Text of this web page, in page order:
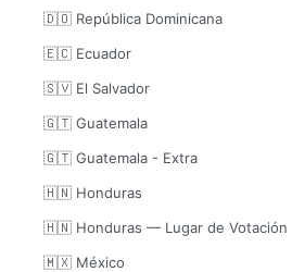
🇩🇴 República Dominicana
🇪🇨 Ecuador
🇸🇻 El Salvador
🇬🇹 Guatemala
🇬🇹 Guatemala - Extra
🇭🇳 Honduras
🇭🇳 Honduras — Lugar de Votación
🇲🇽 México